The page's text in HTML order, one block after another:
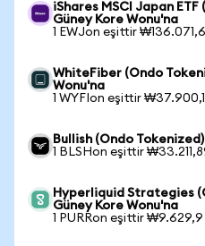
iShares MSCI Japan
Güney Kore Wonu'na
1 EWJon eşittir
WhiteFiber (Ondo
Wonu'na
1 WYFIon eşittir
Bullish (Ondo
1 BLSHon eşittir
Hyperliquid Strategies
Güney Kore Wonu'na
1 PURRon eşittir ₩9.629,9